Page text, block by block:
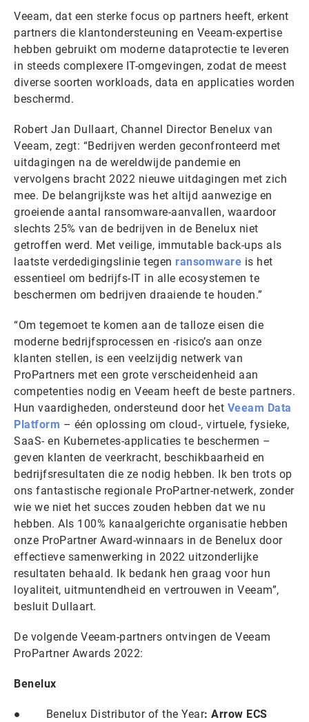
Veeam, dat een sterke focus op partners heeft, erkent
partners die klantondersteuning en Veeam-expertise
hebben gebruikt om moderne dataprotectie te leveren
in steeds complexere IT-omgevingen, zodat de meest
diverse soorten workloads, data en applicaties worden
beschermd.
Robert Jan Dullaart, Channel Director Benelux van
Veeam, zegt: “Bedrijven werden geconfronteerd met
uitdagingen na de wereldwijde pandemie en
vervolgens bracht 2022 nieuwe uitdagingen met zich
mee. De belangrijkste was het altijd aanwezige en
groeiende aantal ransomware-aanvallen, waardoor
slechts 25% van de bedrijven in de Benelux niet
getroffen werd. Met veilige, immutable back-ups als
laatste verdedigingslinie tegen ransomware is het
essentieel om bedrijfs-IT in alle ecosystemen te
beschermen om bedrijven draaiende te houden.”
“Om tegemoet te komen aan de talloze eisen die
moderne bedrijfsprocessen en -risico’s aan onze
klanten stellen, is een veelzijdig netwerk van
ProPartners met een grote verscheidenheid aan
competenties nodig en Veeam heeft de beste partners.
Hun vaardigheden, ondersteund door het Veeam Data
Platform – één oplossing om cloud-, virtuele, fysieke,
SaaS- en Kubernetes-applicaties te beschermen –
geven klanten de veerkracht, beschikbaarheid en
bedrijfsresultaten die ze nodig hebben. Ik ben trots op
ons fantastische regionale ProPartner-netwerk, zonder
wie we niet het succes zouden hebben dat we nu
hebben. Als 100% kanaalgerichte organisatie hebben
onze ProPartner Award-winnaars in de Benelux door
effectieve samenwerking in 2022 uitzonderlijke
resultaten behaald. Ik bedank hen graag voor hun
loyaliteit, uitmuntendheid en vertrouwen in Veeam”,
besluit Dullaart.
De volgende Veeam-partners ontvingen de Veeam
ProPartner Awards 2022:
Benelux
● Benelux Distributor of the Year: Arrow ECS